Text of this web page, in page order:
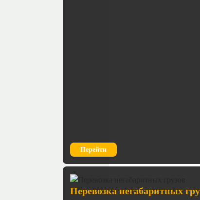
Перейти
Перевозка негабаритных